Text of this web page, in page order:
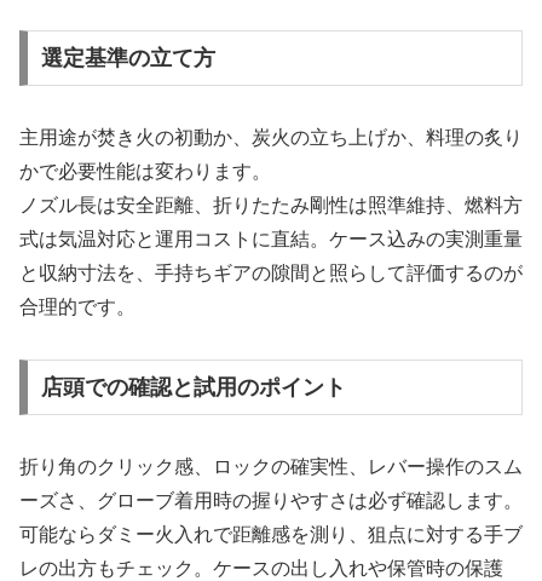
選定基準の立て方
主用途が焚き火の初動か、炭火の立ち上げか、料理の炙り
かで必要性能は変わります。
ノズル長は安全距離、折りたたみ剛性は照準維持、燃料方
式は気温対応と運用コストに直結。ケース込みの実測重量
と収納寸法を、手持ちギアの隙間と照らして評価するのが
合理的です。
店頭での確認と試用のポイント
折り角のクリック感、ロックの確実性、レバー操作のスム
ーズさ、グローブ着用時の握りやすさは必ず確認します。
可能ならダミー火入れで距離感を測り、狙点に対する手ブ
レの出方もチェック。ケースの出し入れや保管時の保護